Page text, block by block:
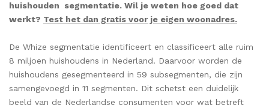
huishouden segmentatie. Wil je weten hoe goed dat
werkt? Test het dan gratis voor je eigen woonadres.
De Whize segmentatie identificeert en classificeert alle ruim
8 miljoen huishoudens in Nederland. Daarvoor worden de
huishoudens gesegmenteerd in 59 subsegmenten, die zijn
samengevoegd in 11 segmenten. Dit schetst een duidelijk
beeld van de Nederlandse consumenten voor wat betreft